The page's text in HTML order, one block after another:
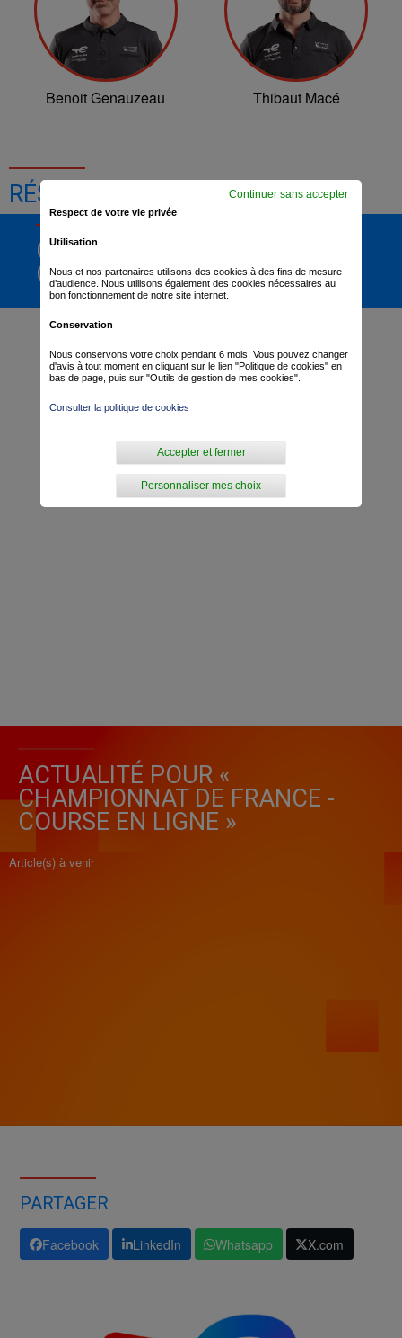
Benoit Genauzeau Thibaut Macé
RÉSULTATS DE LA COURSE
CLASSEMENT
GÉNÉRAL
ACTUALITÉ POUR «
CHAMPIONNAT DE FRANCE -
COURSE EN LIGNE »
Article(s) à venir
PARTAGER
Facebook LinkedIn Whatsapp X.com
Respect de votre vie privée
Utilisation
Nous et nos partenaires utilisons des cookies à des fins de mesure
d’audience. Nous utilisons également des cookies nécessaires au
bon fonctionnement de notre site internet.
Conservation
Nous conservons votre choix pendant 6 mois. Vous pouvez changer
d'avis à tout moment en cliquant sur le lien "Politique de cookies" en
bas de page, puis sur "Outils de gestion de mes cookies".
Consulter la politique de cookies
Personnaliser mes choix
Accepter et fermer
Continuer sans accepter